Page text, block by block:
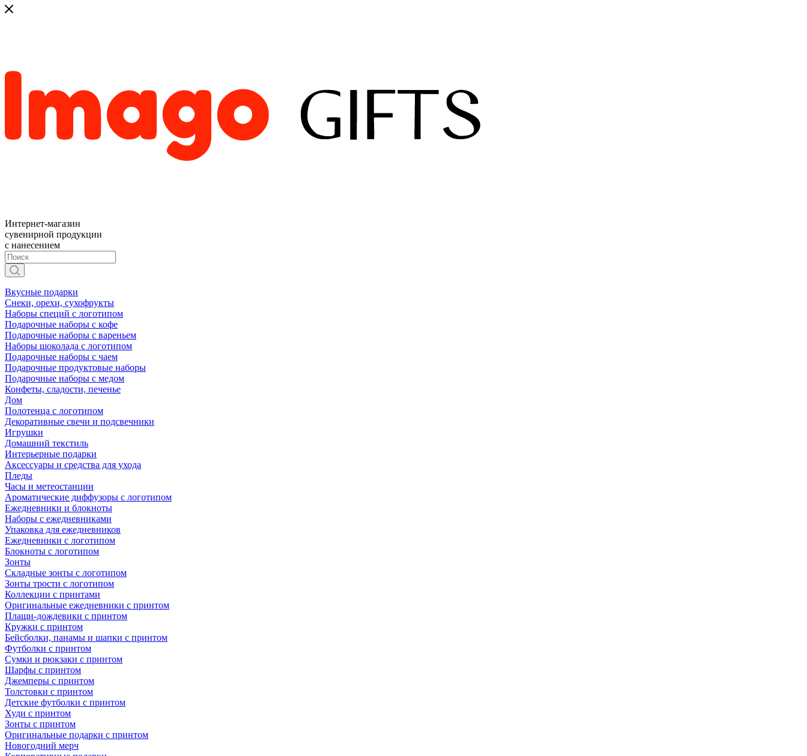
Интернет-магазин
сувенирной продукции
с нанесением
Вкусные подарки
Снеки, орехи, сухофрукты
Наборы специй с логотипом
Подарочные наборы с кофе
Подарочные наборы с вареньем
Наборы шоколада с логотипом
Подарочные наборы с чаем
Подарочные продуктовые наборы
Подарочные наборы с медом
Конфеты, сладости, печенье
Дом
Полотенца с логотипом
Декоративные свечи и подсвечники
Игрушки
Домашний текстиль
Интерьерные подарки
Аксессуары и средства для ухода
Пледы
Часы и метеостанции
Ароматические диффузоры с логотипом
Ежедневники и блокноты
Наборы с ежедневниками
Упаковка для ежедневников
Ежедневники с логотипом
Блокноты с логотипом
Зонты
Складные зонты с логотипом
Зонты трости с логотипом
Коллекции с принтами
Оригинальные ежедневники с принтом
Плащи-дождевики с принтом
Кружки с принтом
Бейсболки, панамы и шапки с принтом
Футболки с принтом
Сумки и рюкзаки с принтом
Шарфы с принтом
Джемперы с принтом
Толстовки с принтом
Детские футболки с принтом
Худи с принтом
Зонты с принтом
Оригинальные подарки с принтом
Новогодний мерч